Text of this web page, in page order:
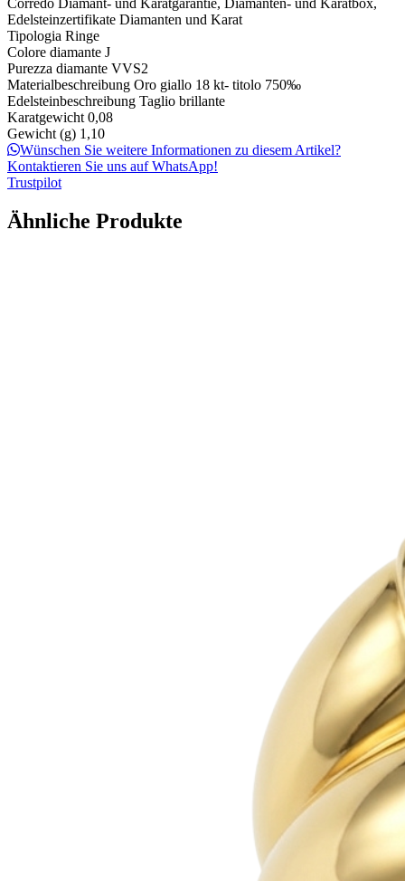
Corredo Diamant- und Karatgarantie, Diamanten- und Karatbox,
Edelsteinzertifikate Diamanten und Karat
Tipologia Ringe
Colore diamante J
Purezza diamante VVS2
Materialbeschreibung Oro giallo 18 kt- titolo 750‰
Edelsteinbeschreibung Taglio brillante
Karatgewicht 0,08
Gewicht (g) 1,10
Wünschen Sie weitere Informationen zu diesem Artikel?
Kontaktieren Sie uns auf WhatsApp!
Trustpilot
Ähnliche Produkte